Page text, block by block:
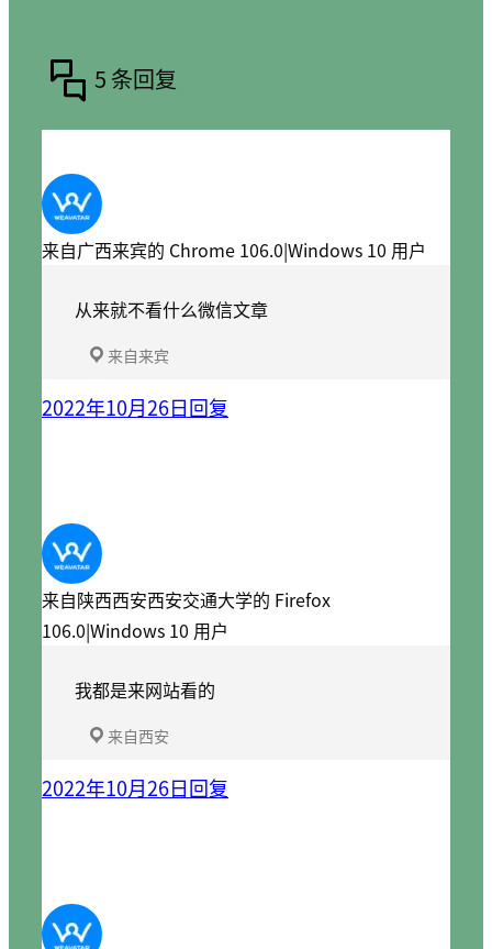
5 条回复
来自广西来宾的 Chrome 106.0|Windows 10 用户
从来就不看什么微信文章
来自来宾
2022年10月26日回复
来自陕西西安西安交通大学的 Firefox
106.0|Windows 10 用户
我都是来网站看的
来自西安
2022年10月26日回复